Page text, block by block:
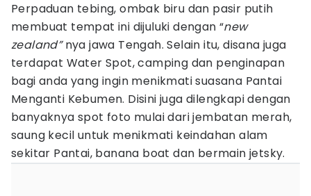
Perpaduan tebing, ombak biru dan pasir putih
membuat tempat ini dijuluki dengan “new
zealand”nya jawa Tengah. Selain itu, disana juga
terdapat Water Spot, camping dan penginapan
bagi anda yang ingin menikmati suasana Pantai
Menganti Kebumen. Disini juga dilengkapi dengan
banyaknya spot foto mulai dari jembatan merah,
saung kecil untuk menikmati keindahan alam
sekitar Pantai, banana boat dan bermain jetsky.